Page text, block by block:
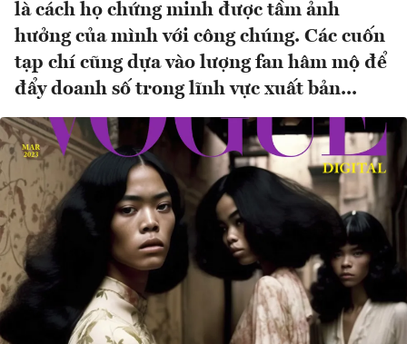
là cách họ chứng minh được tầm ảnh
hưởng của mình với công chúng. Các cuốn
tạp chí cũng dựa vào lượng fan hâm mộ để
đẩy doanh số trong lĩnh vực xuất bản...